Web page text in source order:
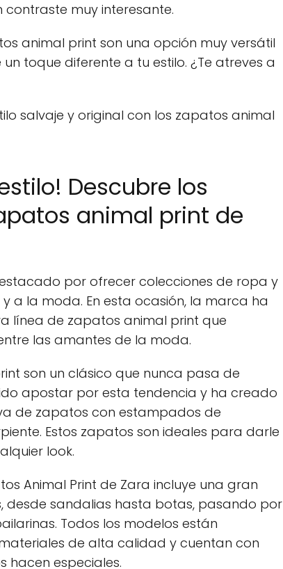
muy interesante.
animal print son una opción muy versátil
toque diferente a tu estilo. ¿Te atreves a
salvaje y original con los zapatos animal
Descubre los
animal print de
por ofrecer colecciones de ropa y
a la moda. En esta ocasión, la marca ha
línea de zapatos animal print que
las amantes de la moda.
son un clásico que nunca pasa de
apostar por esta tendencia y ha creado
de zapatos con estampados de
Estos zapatos son ideales para darle
look.
Animal Print de Zara incluye una gran
desde sandalias hasta botas, pasando por
Todos los modelos están
de alta calidad y cuentan con
hacen especiales.